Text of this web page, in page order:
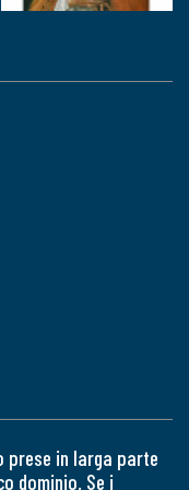
prese in larga parte
dominio. Se i